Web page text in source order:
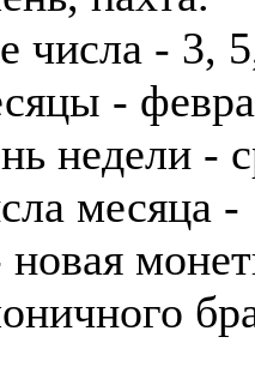
числа - 3,
-
недели -
месяца -